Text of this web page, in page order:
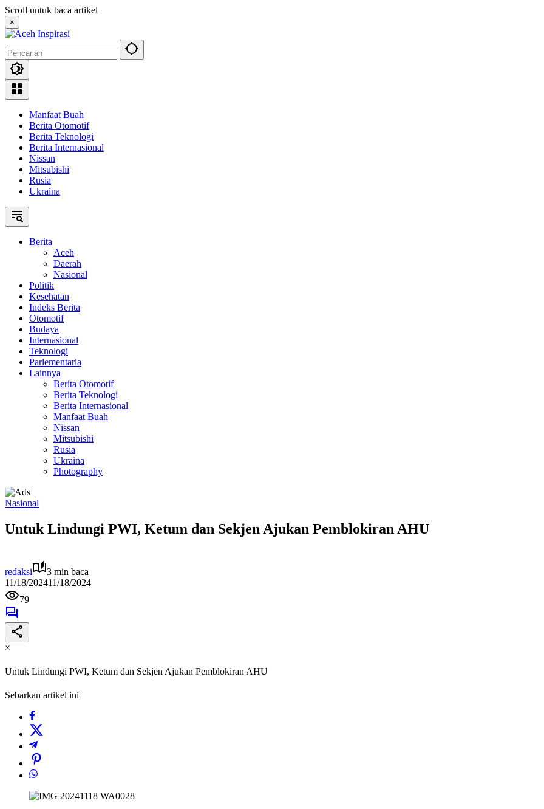
Langsung
ke
konten
Scroll untuk baca artikel
×
Manfaat Buah
Berita Otomotif
Berita Teknologi
Berita Internasional
Nissan
Mitsubishi
Rusia
Ukraina
Berita
Aceh
Daerah
Nasional
Politik
Kesehatan
Indeks Berita
Otomotif
Budaya
Internasional
Teknologi
Parlementaria
Lainnya
Berita Otomotif
Berita Teknologi
Berita Internasional
Manfaat Buah
Nissan
Mitsubishi
Rusia
Ukraina
Photography
Nasional
Untuk Lindungi PWI, Ketum dan Sekjen Ajukan Pemblokiran AHU
redaksi
3 min baca
11/18/202411/18/2024
79
×
Untuk Lindungi PWI, Ketum dan Sekjen Ajukan Pemblokiran AHU
Sebarkan artikel ini